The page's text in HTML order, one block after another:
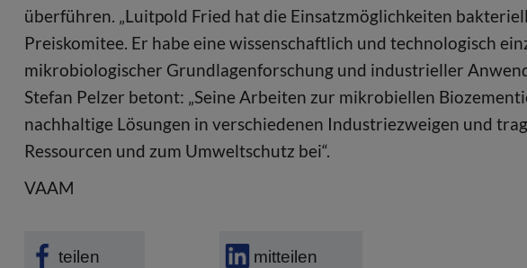
überführen. „Luitpold Fried hat die Einsatzmöglichkeiten
Preiskomitee. Er habe eine wissenschaftlich und technologisch
mikrobiologischer Grundlagenforschung und industrieller
Stefan Pelzer betont: „Seine Arbeiten zur mikrobiellen
nachhaltige Lösungen in verschiedenen Industriezweigen und
Ressourcen und zum Umweltschutz bei“.
VAAM
teilen mitteilen